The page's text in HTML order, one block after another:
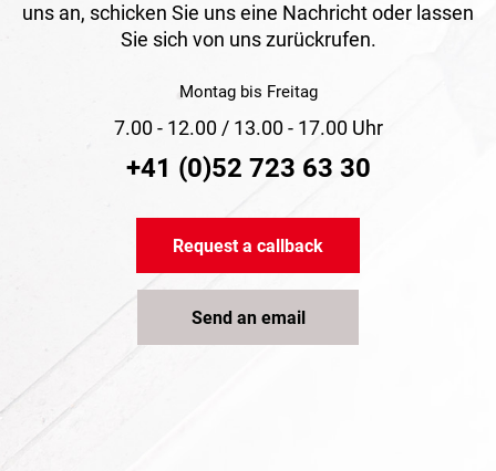
uns an, schicken Sie uns eine Nachricht oder lassen
Sie sich von uns zurückrufen.
Montag bis Freitag
7.00 - 12.00 / 13.00 - 17.00 Uhr
+41 (0)52 723 63 30
Request a callback
Send an email